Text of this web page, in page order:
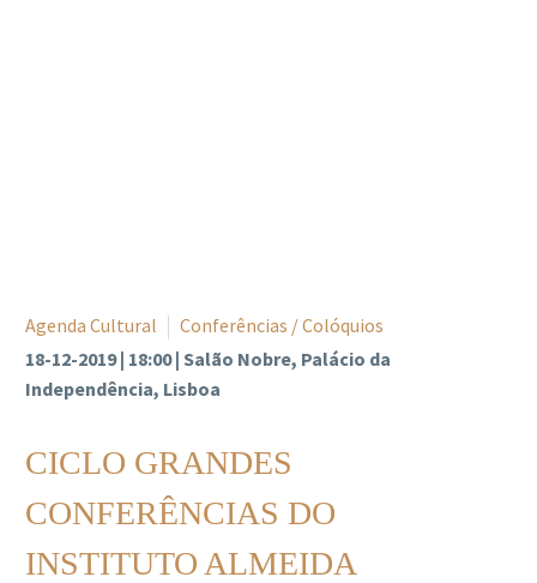
Agenda Cultural
Conferências / Colóquios
18-12-2019 | 18:00 | Salão Nobre, Palácio da
Independência, Lisboa
CICLO GRANDES
CONFERÊNCIAS DO
INSTITUTO ALMEIDA